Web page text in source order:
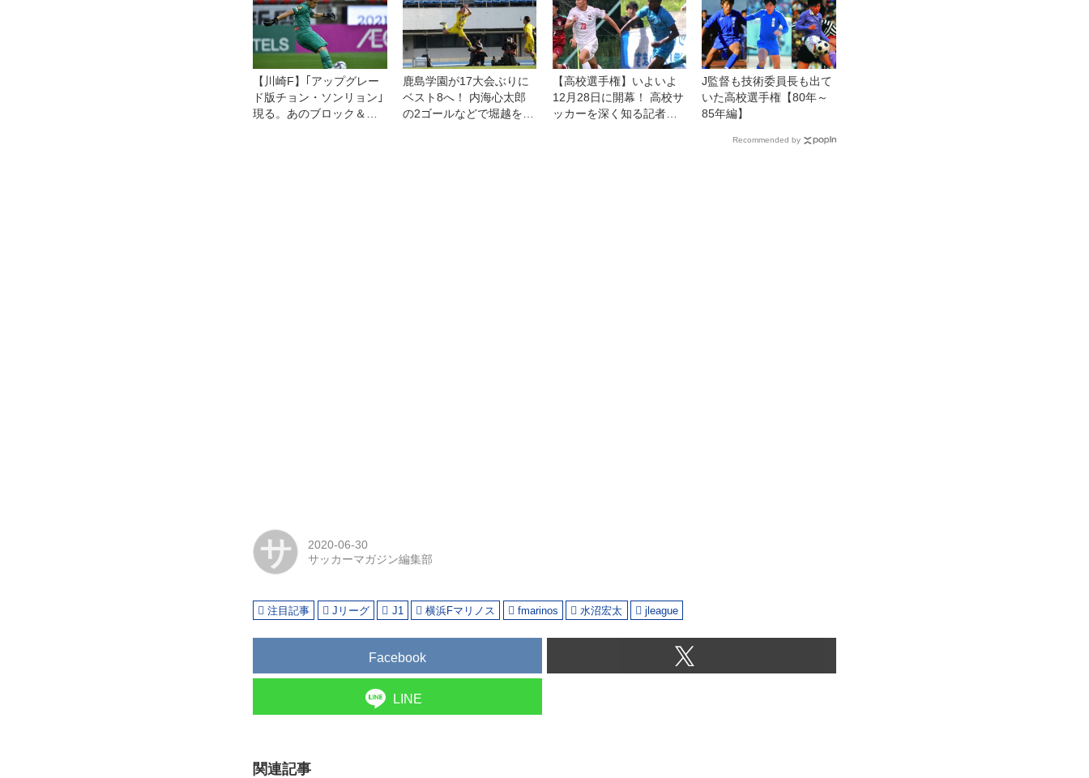
【川崎F】｢アップグレー
ド版チョン・ソンリョン｣
現る。あのブロック＆キ
鹿島学園が17大会ぶりに
ベスト8へ！ 内海心太郎
の2ゴールなどで堀越を撃
【高校選手権】いよいよ
12月28日に開幕！ 高校サ
ッカーを深く知る記者が
J監督も技術委員長も出て
いた高校選手権【80年～
85年編】
Recommended by
サ
2020-06-30
サッカーマガジン編集部
注目記事 Jリーグ J1 横浜Fマリノス fmarinos 水沼宏太 jleague
Facebook
LINE
関連記事